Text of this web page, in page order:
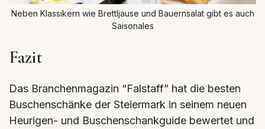
Neben Klassikern wie Brettljause und Bauernsalat gibt es auch
Saisonales
Fazit
Das Branchenmagazin “Falstaff” hat die besten
Buschenschänke der Steiermark in seinem neuen
Heurigen- und Buschenschankguide bewertet und